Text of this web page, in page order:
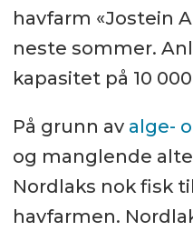
havfarm «Jostein
neste sommer.
kapasitet på 10
På grunn av alge-
og manglende
Nordlaks nok fisk
havfarmen.